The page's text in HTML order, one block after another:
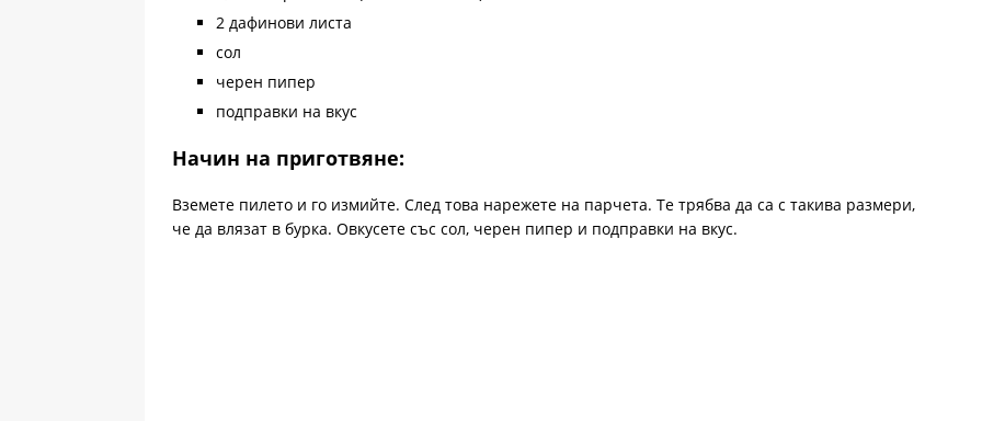
2 дафинови листа
сол
черен пипер
подправки на вкус
Начин на приготвяне:
Вземете пилето и го измийте. След това нарежете на парчета. Те трябва да са с такива размери,
че да влязат в бурка. Овкусете със сол, черен пипер и подправки на вкус.